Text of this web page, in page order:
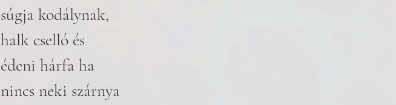
súgja kodálynak,
halk cselló és
édeni hárfa ha
nincs neki szárnya